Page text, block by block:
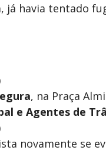
já havia tentado
, na Praça
e Agentes de
novamente se